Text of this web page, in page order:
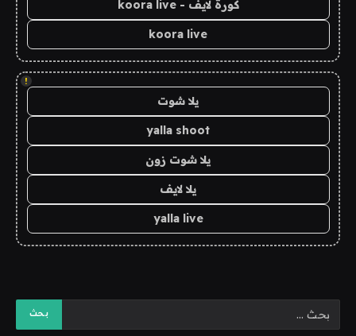
كورة لايف - koora live
koora live
!
يلا شوت
yalla shoot
يلا شوت زون
يلا لايف
yalla live